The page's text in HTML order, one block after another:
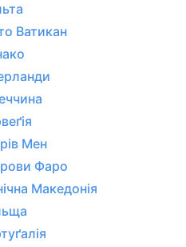
Ватикан
Мен
Фаро
Македонія